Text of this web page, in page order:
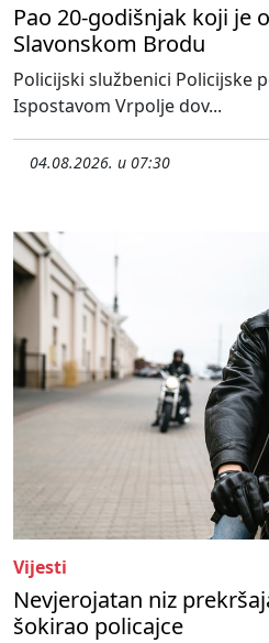
Pao 20-godišnjak koji je
Slavonskom Brodu
Policijski službenici Policijske
Ispostavom Vrpolje dov...
04.08.2026. u 07:30
Vijesti
Nevjerojatan niz
šokirao policajce